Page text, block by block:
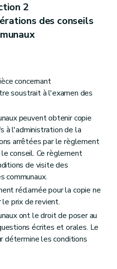
70
71
72
commissaires d'arrondissement
74
76
77
78
79
80
81
81
bis
serment
82
83
84
des autorités provinciales
Rédaction des actes
1
des actes
2
3
2
des conseils
concernant
soustrait à l'examen des
peuvent obtenir copie
à l'administration de la
arrêtées par le règlement
conseil. Ce règlement
de visite des
communaux.
réclamée pour la copie ne
le prix de revient.
ont le droit de poser au
écrites et orales. Le
détermine les conditions